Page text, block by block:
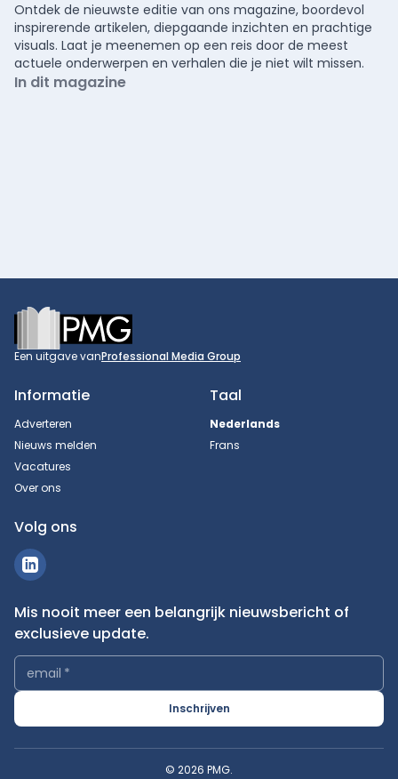
Ontdek de nieuwste editie van ons magazine, boordevol
inspirerende artikelen, diepgaande inzichten en prachtige
visuals. Laat je meenemen op een reis door de meest
actuele onderwerpen en verhalen die je niet wilt missen.
In dit magazine
Footer
Een uitgave vanProfessional Media Group
Informatie
Adverteren
Nieuws melden
Vacatures
Over ons
Taal
Nederlands
Frans
Volg ons
Mis nooit meer een belangrijk nieuwsbericht of
exclusieve update.
email *
Inschrijven
© 2026 PMG.